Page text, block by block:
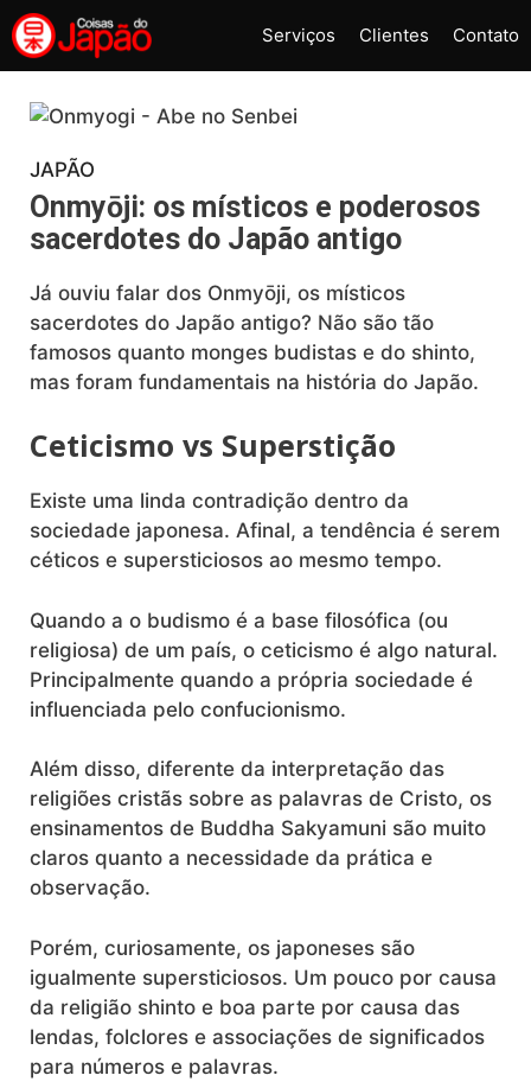
Pular
para
o
conteúdo
Serviços Clientes Contato
JAPÃO
Onmyōji: os místicos e poderosos
sacerdotes do Japão antigo
Já ouviu falar dos Onmyōji, os místicos
sacerdotes do Japão antigo? Não são tão
famosos quanto monges budistas e do shinto,
mas foram fundamentais na história do Japão.
Ceticismo vs Superstição
Existe uma linda contradição dentro da
sociedade japonesa. Afinal, a tendência é serem
céticos e supersticiosos ao mesmo tempo.
Quando a o budismo é a base filosófica (ou
religiosa) de um país, o ceticismo é algo natural.
Principalmente quando a própria sociedade é
influenciada pelo confucionismo.
Além disso, diferente da interpretação das
religiões cristãs sobre as palavras de Cristo, os
ensinamentos de Buddha Sakyamuni são muito
claros quanto a necessidade da prática e
observação.
Porém, curiosamente, os japoneses são
igualmente supersticiosos. Um pouco por causa
da religião shinto e boa parte por causa das
lendas, folclores e associações de significados
para números e palavras.